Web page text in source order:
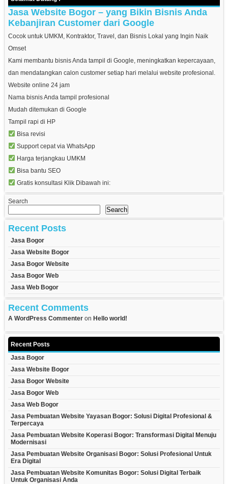
Jasa Website Bogor – yang Bikin Bisnis Anda
Kebanjiran Customer dari Google
Cocok untuk UMKM, Kontraktor, Travel, dan Bisnis Lokal yang Ingin Naik
Omset
Kami membantu bisnis Anda tampil di Google, meningkatkan kepercayaan,
dan mendatangkan calon customer setiap hari melalui website profesional.
Website online 24 jam
Nama bisnis Anda tampil profesional
Mudah ditemukan di Google
Tampil rapi di HP
Bisa revisi
Support cepat via WhatsApp
Harga terjangkau UMKM
Bisa bantu SEO
Gratis konsultasi Klik Dibawah ini:
Search
Search
Recent Posts
Jasa Bogor
Jasa Website Bogor
Jasa Bogor Website
Jasa Bogor Web
Jasa Web Bogor
Recent Comments
A WordPress Commenter on Hello world!
Recent Posts
Jasa Bogor
Jasa Website Bogor
Jasa Bogor Website
Jasa Bogor Web
Jasa Web Bogor
Jasa Pembuatan Website Yayasan Bogor: Solusi Digital Profesional &
Terpercaya
Jasa Pembuatan Website Koperasi Bogor: Transformasi Digital Menuju
Modernisasi
Jasa Pembuatan Website Organisasi Bogor: Solusi Profesional Untuk
Era Digital
Jasa Pembuatan Website Komunitas Bogor: Solusi Digital Terbaik
Untuk Organisasi Anda